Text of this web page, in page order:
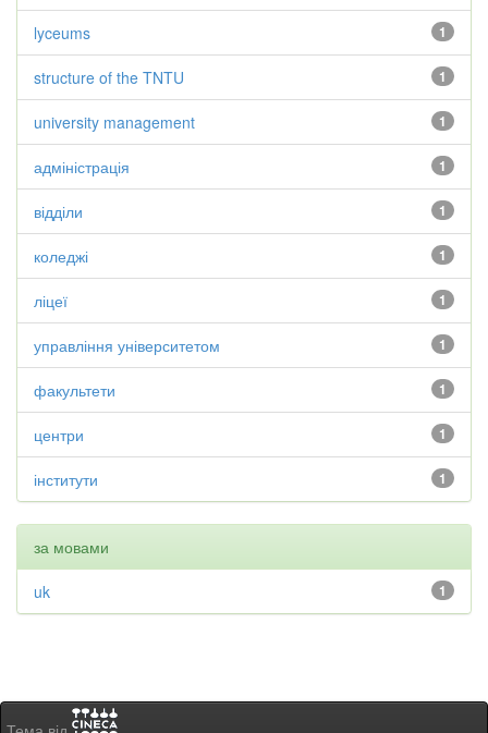
1
lyceums
1
structure of the TNTU
1
university management
1
адміністрація
1
відділи
1
коледжі
1
ліцеї
1
управління університетом
1
факультети
1
центри
1
інститути
за мовами
1
uk